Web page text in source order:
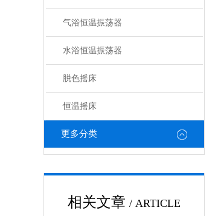
气浴恒温振荡器
水浴恒温振荡器
脱色摇床
恒温摇床
更多分类
相关文章 / ARTICLE